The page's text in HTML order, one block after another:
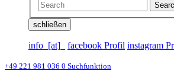
schließen
info_[at]_ facebook Profil instagram
+49 221 981 036 0 Suchfunktion